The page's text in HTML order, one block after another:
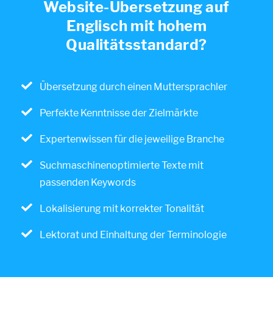
Website-Übersetzung auf
Englisch mit hohem
Qualitätsstandard?
Übersetzung durch einen Muttersprachler
Perfekte Kenntnisse der Zielmärkte
Expertenwissen für die jeweilige Branche
Suchmaschinenoptimierte Texte mit
passenden Keywords
Lokalisierung mit korrekter Tonalität
Lektorat und Einhaltung der Terminologie